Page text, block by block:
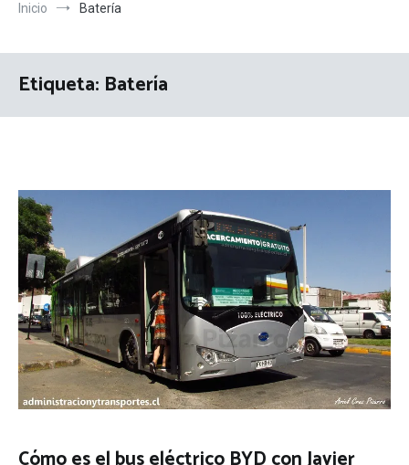
Inicio Batería
Etiqueta: Batería